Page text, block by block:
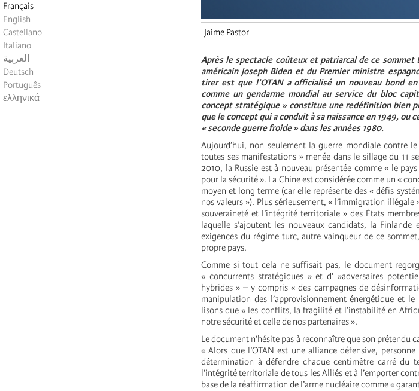
Français
English
Castellano
Italiano
العربية
Deutsch
Português
ελληνικά
Jaime Pastor
Après le spectacle coûteux et patriarcal de ce
américain Joseph Biden et du Premier ministre
tirer est que l’OTAN a officialisé un nouveau bond
comme un gendarme mondial au service du bloc
concept stratégique » constitue une redéfinition bien
que le concept qui a conduit à sa naissance en 1949, ou
« seconde guerre froide » dans les années 1980.
Aujourd’hui, non seulement la guerre mondiale contre
toutes ses manifestations » menée dans le sillage du 11
2010, la Russie est à nouveau présentée comme « le
pour la sécurité ». La Chine est considérée comme un «
moyen et long terme (car elle représente des « défis
nos valeurs »). Plus sérieusement, « l’immigration
souveraineté et l’intégrité territoriale » des États
laquelle s’ajoutent les nouveaux candidats, la
exigences du régime turc, autre vainqueur de ce
propre pays.
Comme si tout cela ne suffisait pas, le document
« concurrents stratégiques » et d' »adversaires
hybrides » – y compris « des campagnes de
manipulation des l’approvisionnement énergétique et
lisons que « les conflits, la fragilité et l’instabilité en
notre sécurité et celle de nos partenaires ».
Le document n’hésite pas à reconnaître que son prétendu
« Alors que l’OTAN est une alliance défensive,
détermination à défendre chaque centimètre carré du
l’intégrité territoriale de tous les Alliés et à l’emporter
base de la réaffirmation de l’arme nucléaire comme «